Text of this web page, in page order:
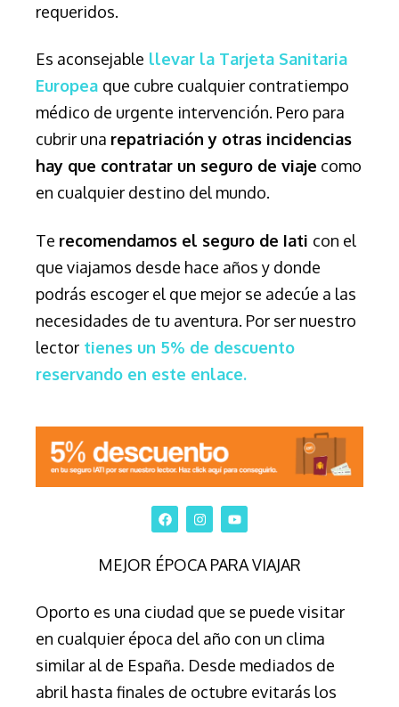
requeridos.
Es aconsejable llevar la Tarjeta Sanitaria
Europea que cubre cualquier contratiempo
médico de urgente intervención. Pero para
cubrir una repatriación y otras incidencias
hay que contratar un seguro de viaje como
en cualquier destino del mundo.
Te recomendamos el seguro de Iati con el
que viajamos desde hace años y donde
podrás escoger el que mejor se adecúe a las
necesidades de tu aventura. Por ser nuestro
lector tienes un 5% de descuento
reservando en este enlace.
MEJOR ÉPOCA PARA VIAJAR
Oporto es una ciudad que se puede visitar
en cualquier época del año con un clima
similar al de España. Desde mediados de
abril hasta finales de octubre evitarás los